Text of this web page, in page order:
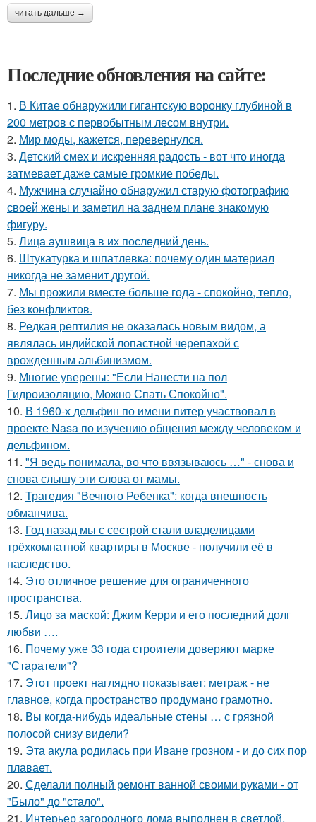
читать дальше →
Последние обновления на сайте:
1. В Китaе обнаружили гигaнтскую воронку глубиной в
200 метров с первобытным лесом внутри.
2. Мир моды, кажется, перевернулся.
3. Детский смех и искренняя радость - вот что иногда
затмевает даже самые громкие победы.
4. Мужчина случайно обнаружил старую фотографию
своей жены и заметил на заднем плане знакомую
фигуру.
5. Лица аушвица в их последний день.
6. Штукатурка и шпатлевка: почему один материал
никогда не заменит другой.
7. Мы прожили вместе больше года - спокойно, тепло,
без конфликтов.
8. Редкая рептилия не оказалась новым видом, а
являлась индийской лопастной черепахой с
врожденным альбинизмом.
9. Многие уверены: "Если Нанести на пол
Гидроизоляцию, Можно Спать Спокойно".
10. В 1960-х дельфин по имени питер участвовал в
проекте Nasa по изучению общения между человеком и
дельфином.
11. "Я ведь понимала, во что ввязываюсь …" - снова и
снова слышу эти слова от мамы.
12. Трагедия "Вечного Ребенка": когда внешность
обманчива.
13. Год назад мы с сестрой стали владелицами
трёхкомнатной квартиры в Москве - получили её в
наследство.
14. Это отличное решение для ограниченного
пространства.
15. Лицо за маской: Джим Керри и его последний долг
любви ….
16. Почему уже 33 года строители доверяют марке
"Старатели"?
17. Этот проект наглядно показывает: метраж - не
главное, когда пространство продумано грамотно.
18. Вы когда-нибудь идеальные стены … с грязной
полосой снизу видели?
19. Эта акула родилась при Иване грозном - и до сих пор
плавает.
20. Сделали полный ремонт ванной своими руками - от
"Было" до "стало".
21. Интерьер загородного дома выполнен в светлой,